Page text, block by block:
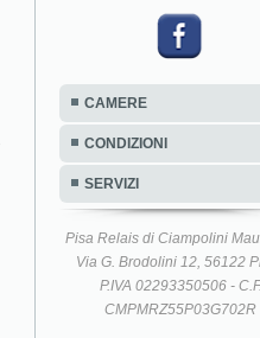
CAMERE
CONDIZIONI
SERVIZI
Pisa Relais di Ciampolini
Via G. Brodolini 12, 56122
P.IVA 02293350506 -
CMPMRZ55P03G702R